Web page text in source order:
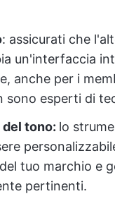
: assicurati che
un'interfaccia
anche per i
sono esperti di
tono: lo
tuo marchio e
pertinenti.